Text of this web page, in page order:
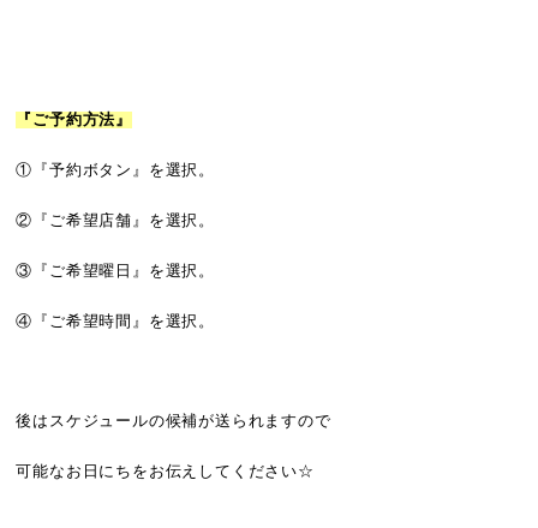
『ご予約方法』
①『予約ボタン』を選択。
②『ご希望店舗』を選択。
③『ご希望曜日』を選択。
④『ご希望時間』を選択。
後はスケジュールの候補が送られますので
可能なお日にちをお伝えしてください☆